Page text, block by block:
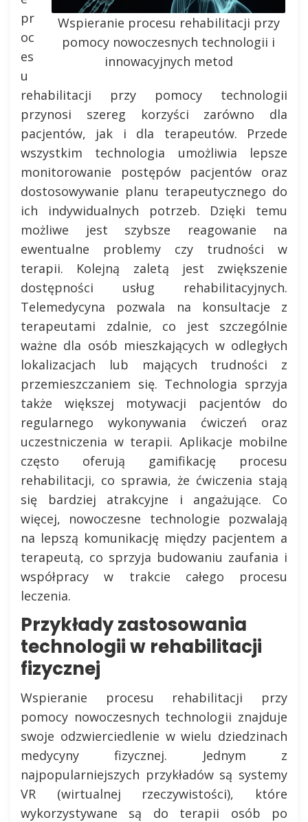
Wspieranie procesu rehabilitacji przy
pomocy nowoczesnych technologii i
innowacyjnych metod
pr
oc
es
u
rehabilitacji przy pomocy technologii
przynosi szereg korzyści zarówno dla
pacjentów, jak i dla terapeutów. Przede
wszystkim technologia umożliwia lepsze
monitorowanie postępów pacjentów oraz
dostosowywanie planu terapeutycznego do
ich indywidualnych potrzeb. Dzięki temu
możliwe jest szybsze reagowanie na
ewentualne problemy czy trudności w
terapii. Kolejną zaletą jest zwiększenie
dostępności usług rehabilitacyjnych.
Telemedycyna pozwala na konsultacje z
terapeutami zdalnie, co jest szczególnie
ważne dla osób mieszkających w odległych
lokalizacjach lub mających trudności z
przemieszczaniem się. Technologia sprzyja
także większej motywacji pacjentów do
regularnego wykonywania ćwiczeń oraz
uczestniczenia w terapii. Aplikacje mobilne
często oferują gamifikację procesu
rehabilitacji, co sprawia, że ćwiczenia stają
się bardziej atrakcyjne i angażujące. Co
więcej, nowoczesne technologie pozwalają
na lepszą komunikację między pacjentem a
terapeutą, co sprzyja budowaniu zaufania i
współpracy w trakcie całego procesu
leczenia.
Przykłady zastosowania
technologii w rehabilitacji
fizycznej
Wspieranie procesu rehabilitacji przy
pomocy nowoczesnych technologii znajduje
swoje odzwierciedlenie w wielu dziedzinach
medycyny fizycznej. Jednym z
najpopularniejszych przykładów są systemy
VR (wirtualnej rzeczywistości), które
wykorzystywane są do terapii osób po